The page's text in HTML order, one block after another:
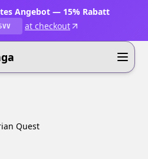
Angebot — 15% Rabatt
at checkout
Quest